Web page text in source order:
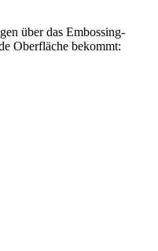
über das Embossing-
Oberfläche bekommt: